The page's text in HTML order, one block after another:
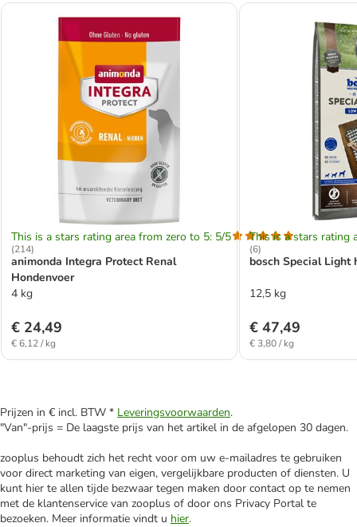
This is a stars rating area from zero to 5: 5/5
(214)
animonda Integra Protect Renal
Hondenvoer
4 kg
€ 24,49
€ 6,12 / kg
This is a stars rating
(6)
bosch Special Light
12,5 kg
€ 47,49
€ 3,80 / kg
Prijzen in € incl. BTW * Leveringsvoorwaarden.
"Van"-prijs = De laagste prijs van het artikel in de afgelopen 30 dagen.
zooplus behoudt zich het recht voor om uw e-mailadres te gebruiken
voor direct marketing van eigen, vergelijkbare producten of diensten. U
kunt hier te allen tijde bezwaar tegen maken door contact op te nemen
met de klantenservice van zooplus of door ons Privacy Portal te
bezoeken. Meer informatie vindt u hier.